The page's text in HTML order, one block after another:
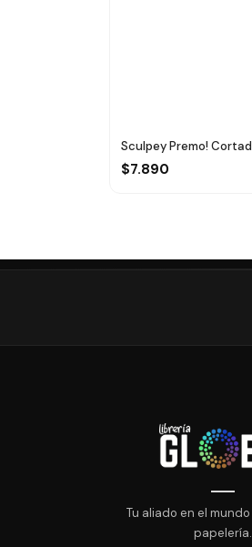
Sculpey Premo!
$7.890
Tu aliado en el
papelería.